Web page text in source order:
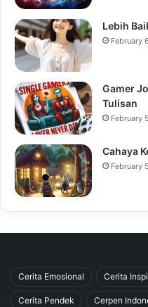
Lebih
February
Gamer
Tulisan
February
Cahaya
February
Cerita Emosional Cerita
Cerita Pendek Cerpen